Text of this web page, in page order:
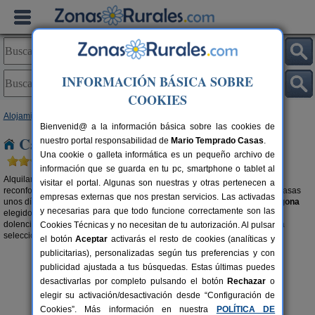
Alojamientos
Casas rurales con sauna en Tarragona
Alquilar una casa rural con sauna es apostar por un viaje relajante y
reconfortante. Si a esto le unimos que estás de vacaciones, seguro que pasas
unos días de profundo relax en el alojamiento rural con sauna en Tarragona
elegido. Depúrate, elimina todas las toxinas de tu cuerpo y alivia alguna
dolencia que puedas tener. También te recomendamos buscar en nuestra
selección decasas rurales con spa en Tarragona.
INFORMACIÓN BÁSICA SOBRE
COOKIES
Bienvenid@ a la información básica sobre las cookies de
nuestro portal responsabilidad de Mario Temprado Casas.
Una cookie o galleta informática es un pequeño archivo de
información que se guarda en tu pc, smartphone o tablet al
visitar el portal. Algunas son nuestras y otras pertenecen a
empresas externas que nos prestan servicios. Las activadas
y necesarias para que todo funcione correctamente son las
Cookies Técnicas y no necesitan de tu autorización. Al pulsar
el botónAceptar activarás el resto de cookies (analíticas y
publicitarias), personalizadas según tus preferencias y con
publicidad ajustada a tus búsquedas. Estas últimas puedes
desactivarlas por completo pulsando el botón Rechazar o
elegir su activación/desactivación desde “Configuración de
Cookies”. Más información en nuestra
POLÍTICA DE